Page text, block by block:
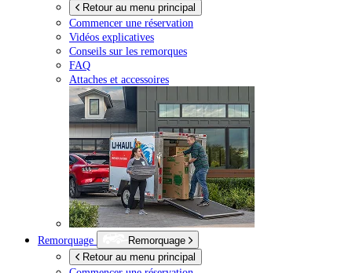
Retour au menu principal
Commencer une réservation
Vidéos explicatives
Conseils sur les remorques
FAQ
Attaches et accessoires
Remorquage
Remorquage
Retour au menu principal